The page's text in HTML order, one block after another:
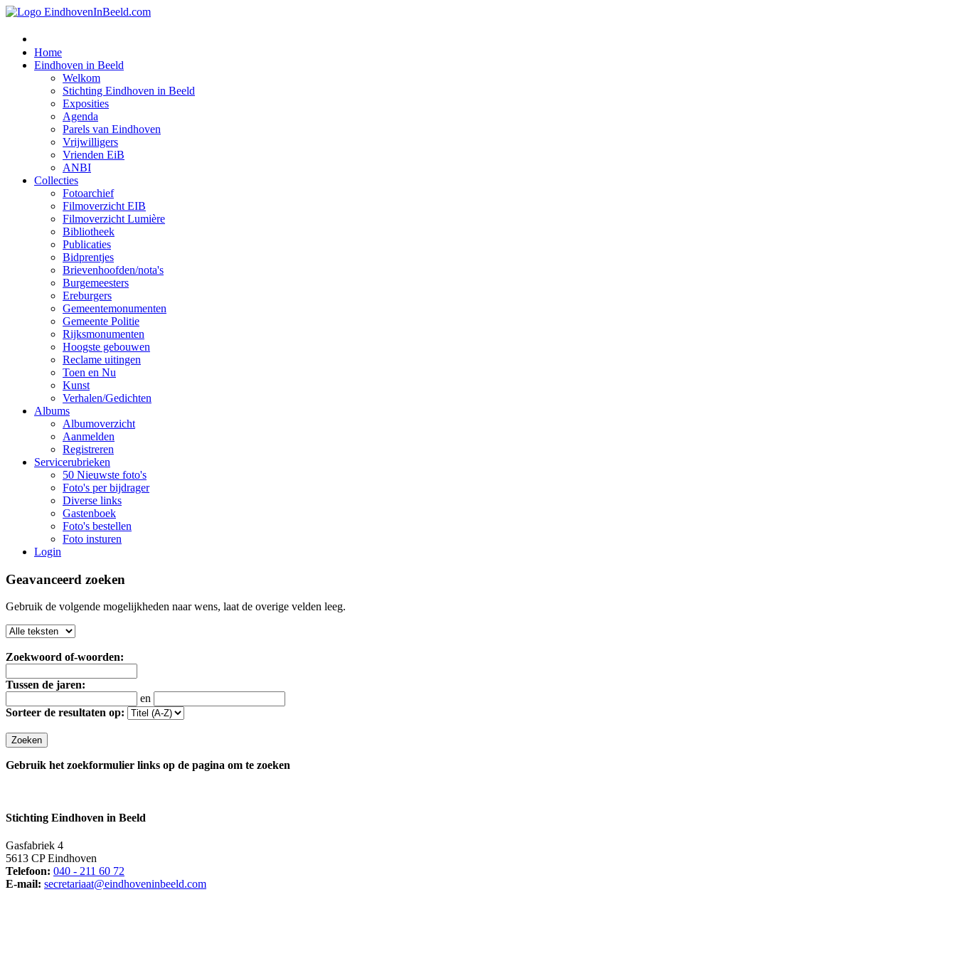
Home
Eindhoven in Beeld
Welkom
Stichting Eindhoven in Beeld
Exposities
Agenda
Parels van Eindhoven
Vrijwilligers
Vrienden EiB
ANBI
Collecties
Fotoarchief
Filmoverzicht EIB
Filmoverzicht Lumière
Bibliotheek
Publicaties
Bidprentjes
Brievenhoofden/nota's
Burgemeesters
Ereburgers
Gemeentemonumenten
Gemeente Politie
Rijksmonumenten
Hoogste gebouwen
Reclame uitingen
Toen en Nu
Kunst
Verhalen/Gedichten
Albums
Albumoverzicht
Aanmelden
Registreren
Servicerubrieken
50 Nieuwste foto's
Foto's per bijdrager
Diverse links
Gastenboek
Foto's bestellen
Foto insturen
Login
Geavanceerd zoeken
Gebruik de volgende mogelijkheden naar wens, laat de overige velden leeg.
Zoekwoord of-woorden:
Tussen de jaren:
en
Sorteer de resultaten op:
Gebruik het zoekformulier links op de pagina om te zoeken
Stichting Eindhoven in Beeld
Gasfabriek 4
5613 CP Eindhoven
Telefoon: 040 - 211 60 72
E-mail: secretariaat@eindhoveninbeeld.com